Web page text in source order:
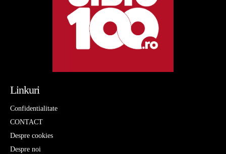
Linkuri
Confidentialitate
CONTACT
Despre cookies
Despre noi